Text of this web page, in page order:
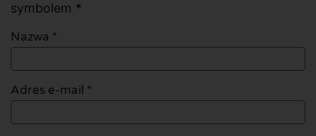
symbolem *
Nazwa *
Adres e-mail *